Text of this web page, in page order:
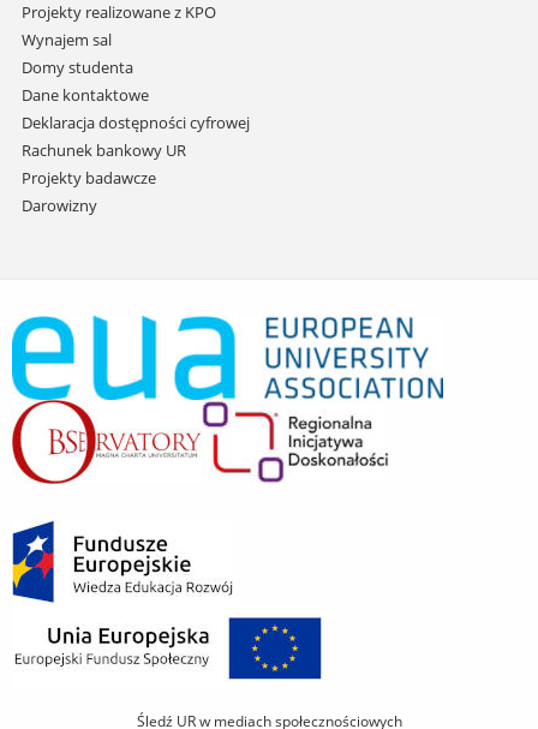
Projekty realizowane z KPO
Wynajem sal
Domy studenta
Dane kontaktowe
Deklaracja dostępności cyfrowej
Rachunek bankowy UR
Projekty badawcze
Darowizny
Śledź UR w mediach społecznościowych